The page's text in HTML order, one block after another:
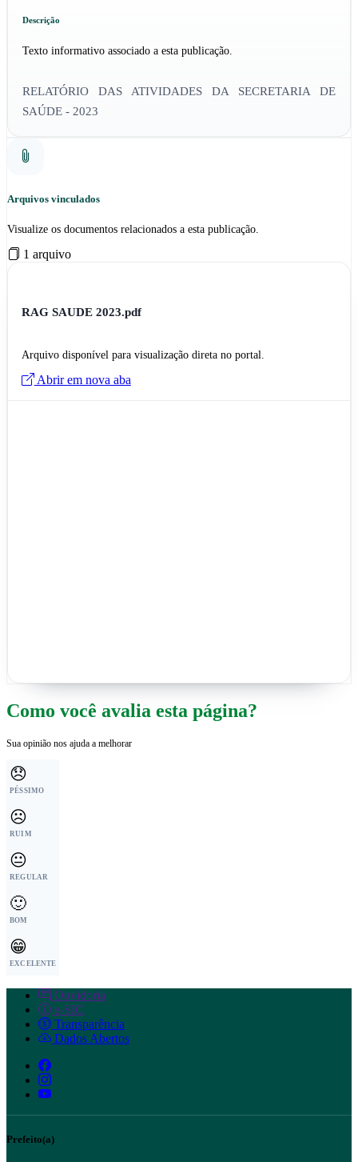
Descrição
Texto informativo associado a esta publicação.
RELATÓRIO DAS ATIVIDADES DA SECRETARIA DE
SAÚDE - 2023
Arquivos vinculados
Visualize os documentos relacionados a esta publicação.
1 arquivo
RAG SAUDE 2023.pdf
Arquivo disponível para visualização direta no portal.
Abrir em nova aba
Como você avalia esta página?
Sua opinião nos ajuda a melhorar
😞
PÉSSIMO
☹️
RUIM
😐
REGULAR
🙂
BOM
😁
EXCELENTE
Ouvidoria
e-SIC
Transparência
Dados Abertos
Prefeito(a)